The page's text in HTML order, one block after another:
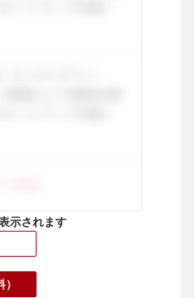
示されます